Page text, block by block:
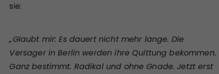
sie:
„Glaubt mir: Es dauert nicht mehr lange. Die
Versager in Berlin werden ihre Quittung bekommen.
Ganz bestimmt. Radikal und ohne Gnade. Jetzt erst